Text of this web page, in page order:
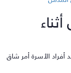
الأسرة أمر شاق